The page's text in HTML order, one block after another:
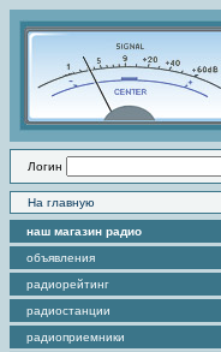
Логин
На главную
наш магазин радио
объявления
радиорейтинг
радиостанции
радиоприемники